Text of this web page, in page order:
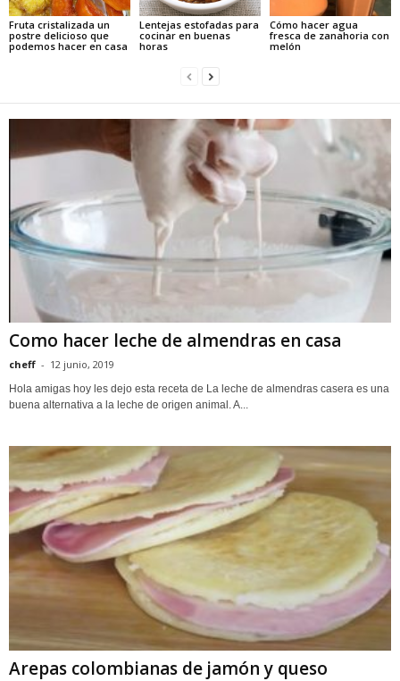
Fruta cristalizada un
postre delicioso que
podemos hacer en casa
Lentejas estofadas para
cocinar en buenas
horas
Cómo hacer agua
fresca de zanahoria con
melón
Como hacer leche de almendras en casa
cheff - 12 junio, 2019
Hola amigas hoy les dejo esta receta de La leche de almendras casera es una
buena alternativa a la leche de origen animal. A...
Arepas colombianas de jamón y queso